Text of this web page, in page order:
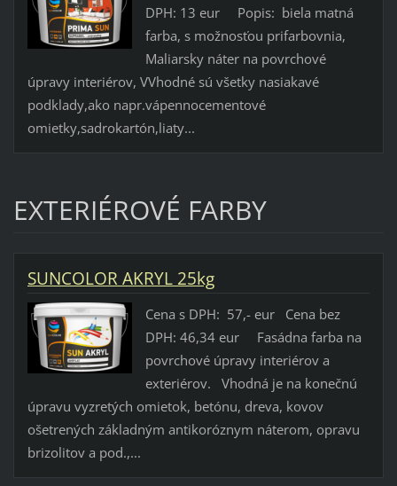
DPH: 13 eur Popis: biela matná
farba, s možnosťou prifarbovnia,
Maliarsky náter na povrchové
úpravy interiérov, VVhodné sú všetky nasiakavé
podklady,ako napr.vápennocementové
omietky,sadrokartón,liaty...
EXTERIÉROVÉ FARBY
SUNCOLOR AKRYL 25kg
Cena s DPH: 57,- eur Cena bez
DPH: 46,34 eur Fasádna farba na
povrchové úpravy interiérov a
exteriérov. Vhodná je na konečnú
úpravu vyzretých omietok, betónu, dreva, kovov
ošetrených základným antikoróznym náterom, opravu
brizolitov a pod.,...